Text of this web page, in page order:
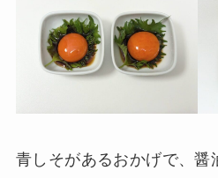
青しそがあるおかげで、醤